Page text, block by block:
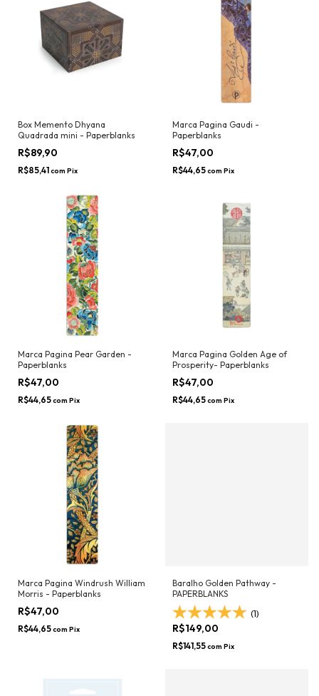
Box Memento Dhyana
Quadrada mini - Paperblanks
R$89,90
R$85,41com Pix
Marca Pagina Gaudi -
Paperblanks
R$47,00
R$44,65com Pix
Marca Pagina Pear Garden -
Paperblanks
R$47,00
R$44,65com Pix
Marca Pagina Golden Age of
Prosperity- Paperblanks
R$47,00
R$44,65com Pix
Marca Pagina Windrush William
Morris - Paperblanks
R$47,00
R$44,65com Pix
Baralho Golden Pathway -
PAPERBLANKS
(1)
R$149,00
R$141,55com Pix